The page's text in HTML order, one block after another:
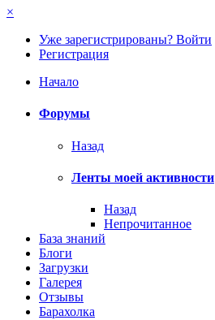
×
Уже зарегистрированы? Войти
Регистрация
Начало
Форумы
Назад
Ленты моей активности
Назад
Непрочитанное
База знаний
Блоги
Загрузки
Галерея
Отзывы
Барахолка